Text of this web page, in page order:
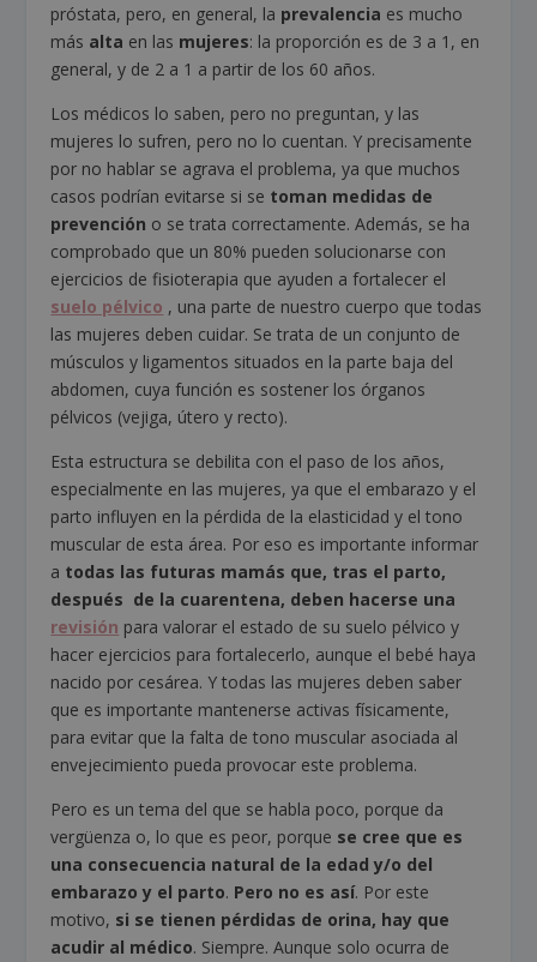
próstata, pero, en general, la prevalencia es mucho
más alta en las mujeres: la proporción es de 3 a 1, en
general, y de 2 a 1 a partir de los 60 años.
Los médicos lo saben, pero no preguntan, y las
mujeres lo sufren, pero no lo cuentan. Y precisamente
por no hablar se agrava el problema, ya que muchos
casos podrían evitarse si se toman medidas de
prevención o se trata correctamente. Además, se ha
comprobado que un 80% pueden solucionarse con
ejercicios de fisioterapia que ayuden a fortalecer el
suelo pélvico , una parte de nuestro cuerpo que todas
las mujeres deben cuidar. Se trata de un conjunto de
músculos y ligamentos situados en la parte baja del
abdomen, cuya función es sostener los órganos
pélvicos (vejiga, útero y recto).
Esta estructura se debilita con el paso de los años,
especialmente en las mujeres, ya que el embarazo y el
parto influyen en la pérdida de la elasticidad y el tono
muscular de esta área. Por eso es importante informar
a todas las futuras mamás que, tras el parto,
después de la cuarentena, deben hacerse una
revisión para valorar el estado de su suelo pélvico y
hacer ejercicios para fortalecerlo, aunque el bebé haya
nacido por cesárea. Y todas las mujeres deben saber
que es importante mantenerse activas físicamente,
para evitar que la falta de tono muscular asociada al
envejecimiento pueda provocar este problema.
Pero es un tema del que se habla poco, porque da
vergüenza o, lo que es peor, porque se cree que es
una consecuencia natural de la edad y/o del
embarazo y el parto. Pero no es así. Por este
motivo, si se tienen pérdidas de orina, hay que
acudir al médico. Siempre. Aunque solo ocurra de